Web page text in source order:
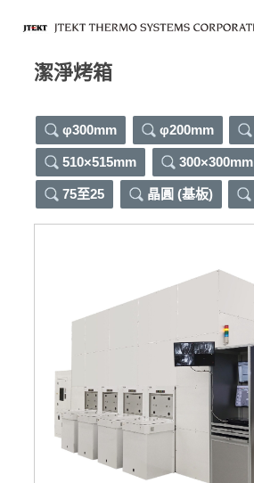
潔淨烤箱
φ300mm φ200mm
510×515mm 300×300mm
75至25 晶圓 (基板)